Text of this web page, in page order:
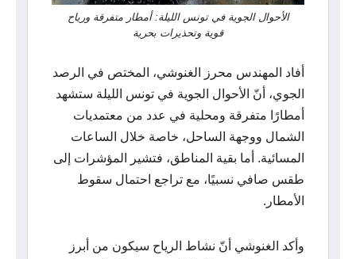
الأحوال الجوية في تونس الليلة: أمطار متفرقة ورياح
قوية وتحذيرات بحرية
أفاد المهندس محرز الغنوشي، المختص في الرصد
الجوي، أنّ الأحوال الجوية في تونس الليلة ستشهد
أمطارًا متفرقة ومحلية في عدد من معتمديات
الشمال ووجهة الساحل، خاصة خلال الساعات
المسائية. أما بقية المناطق، فتشير المؤشرات إلى
طقس صافي نسبيًا، مع تراجع احتمال سقوط
الأمطار.
وأكد الغنوشي أنّ نشاط الرياح سيكون من أبرز